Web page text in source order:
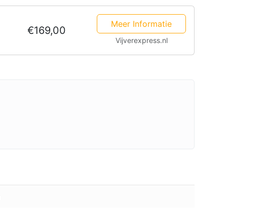
€169,00
Meer Informatie
Vijverexpress.nl